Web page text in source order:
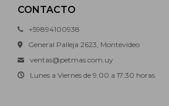
CONTACTO
+59894100938
General Palleja 2623, Montevideo
ventas@petmas.com.uy
Lunes a Viernes de 9:00 a 17:30 horas